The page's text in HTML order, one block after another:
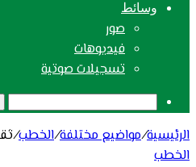
وسائط
صور
فيديوهات
تسجيلات صوتية
الرئيسية/مواضيع مختلفة/الخطب/
الخطب